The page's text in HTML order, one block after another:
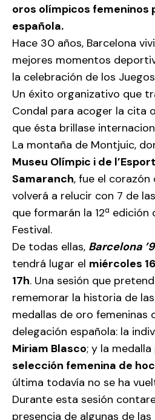
oros olímpicos femeninos
española.
Hace 30 años, Barcelona
mejores momentos
la celebración de los
Un éxito organizativo que
Condal para acoger la cita
que ésta brillase
La montaña de Montjuic,
Museu Olímpic i de
Samaranch, fue el corazón
volverá a relucir con 7 de
que formarán la 12ª edición
Festival.
De todas ellas, Barcelona
tendrá lugar el miércoles
17h. Una sesión que
rememorar la historia de
medallas de oro femeninas
delegación española: la
Miriam Blasco; y la
selección femenina de
última todavía no se ha
Durante esta sesión
presencia de algunas de